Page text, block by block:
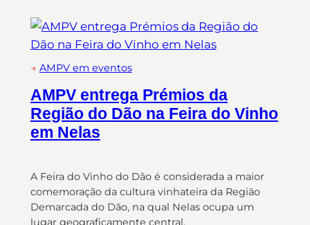
→ AMPV em eventos
AMPV entrega Prémios da
Região do Dão na Feira do Vinho
em Nelas
A Feira do Vinho do Dão é considerada a maior
comemoração da cultura vinhateira da Regiāo
Demarcada do Dāo, na qual Nelas ocupa um
lugar geograficamente central.